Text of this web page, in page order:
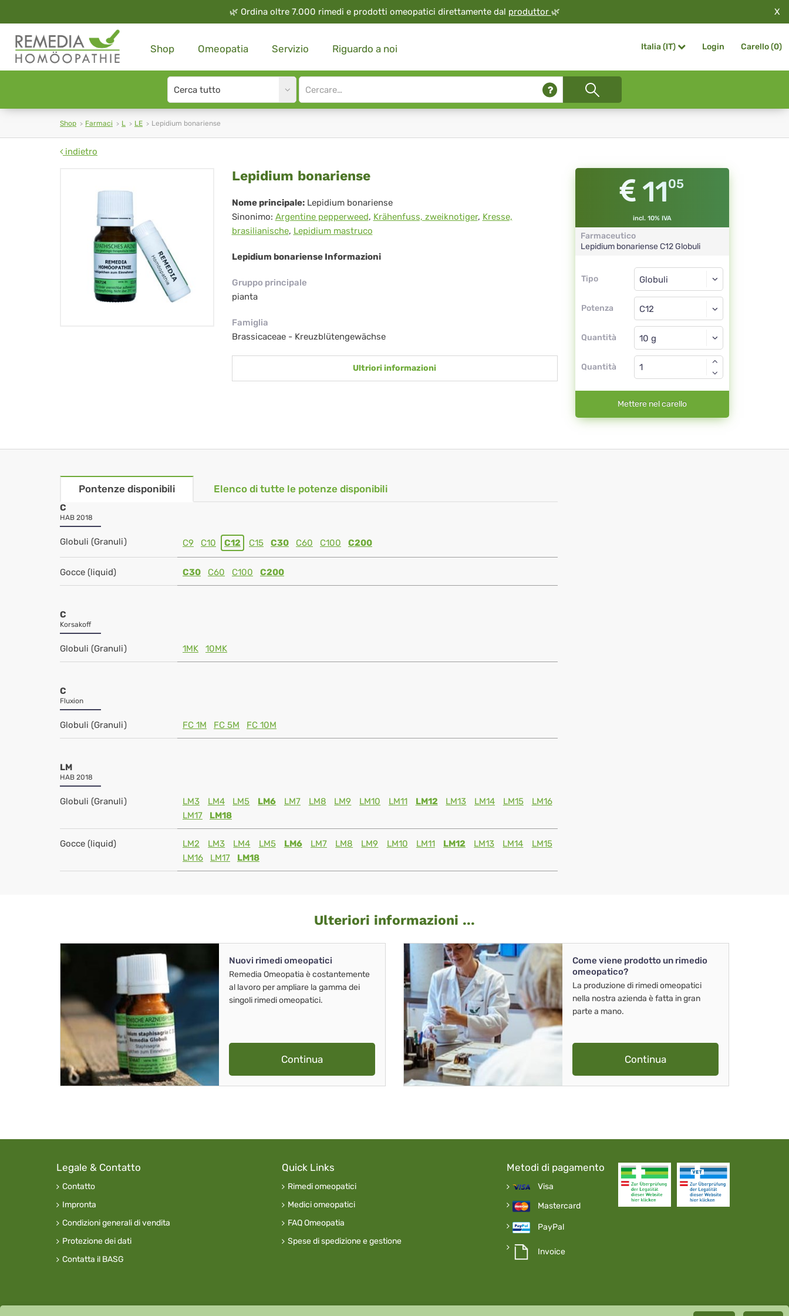
🌿 Ordina oltre 7.000 rimedi e prodotti omeopatici direttamente dal produttor 🌿 X
Shop Omeopatia Servizio Riguardo a noi Italia (IT) Login Carello (0)
Search
type
Site
search
Shop Farmaci L LE Lepidium bonariense
indietro
Lepidium
bonariense
Lepidium bonariense
Nome principale: Lepidium bonariense
Sinonimo: Argentine pepperweed, Krähenfuss, zweiknotiger, Kresse,
brasilianische, Lepidium mastruco
Lepidium bonariense Informazioni
Gruppo principale
pianta
Famiglia
Brassicaceae - Kreuzblütengewächse
Ultriori informazioni
1105
incl. 10% IVA
Farmaceutico
Lepidium bonarienseC12 Globuli
Tipo
Tipo
Potenza
Globuli
C12
Quantità
Globuli
Quantità
Mettere nel carello
Pontenze disponibili Elenco di tutte le potenze disponibili
C
HAB 2018
Globuli (Granuli) C9 C10 C12 C15 C30 C60 C100 C200
Gocce (liquid) C30 C60 C100 C200
C
Korsakoff
Globuli (Granuli) 1MK 10MK
C
Fluxion
Globuli (Granuli) FC 1M FC 5M FC 10M
LM
HAB 2018
Globuli (Granuli) LM3 LM4 LM5 LM6 LM7 LM8 LM9 LM10 LM11 LM12 LM13 LM14 LM15
LM16
LM17
LM18
Gocce (liquid) LM2 LM3 LM4 LM5 LM6 LM7 LM8 LM9 LM10 LM11 LM12 LM13 LM14
LM15
LM16
LM17 LM18
Ulteriori informazioni ...
Nuovi rimedi omeopatici
Remedia Omeopatia è costantemente
al lavoro per ampliare la gamma dei
singoli rimedi omeopatici.
Continua
Come viene prodotto un rimedio
omeopatico?
La produzione di rimedi omeopatici
nella nostra azienda è fatta in gran
parte a mano.
Continua
Legale & Contatto
Contatto
Impronta
Condizioni generali di vendita
Protezione dei dati
Contatta il BASG
Quick Links
Rimedi omeopatici
Medici omeopatici
FAQ Omeopatia
Spese di spedizione e gestione
Metodi di pagamento
Visa
Mastercard
PayPal
Invoice